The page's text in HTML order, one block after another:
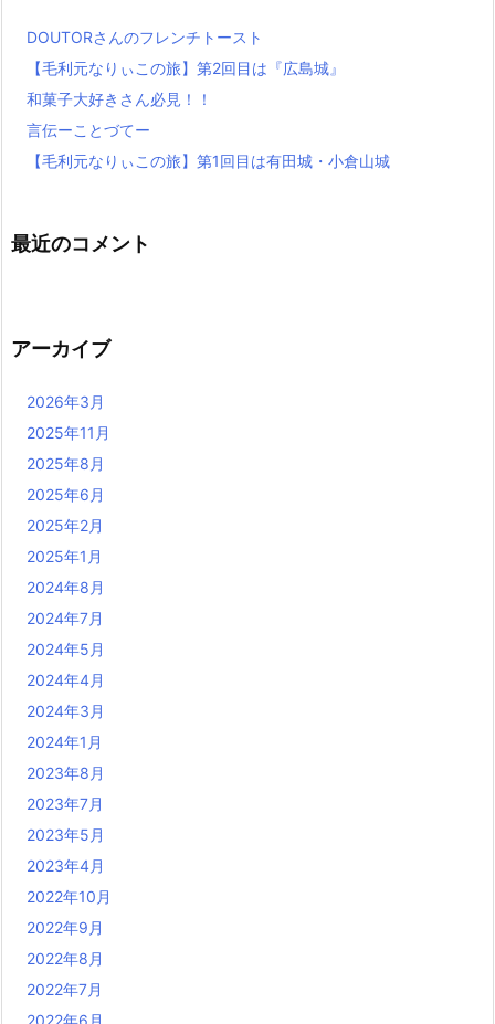
DOUTORさんのフレンチトースト
【毛利元なりぃこの旅】第2回目は『広島城』
和菓子大好きさん必見！！
言伝ーことづてー
【毛利元なりぃこの旅】第1回目は有田城・小倉山城
最近のコメント
アーカイブ
2026年3月
2025年11月
2025年8月
2025年6月
2025年2月
2025年1月
2024年8月
2024年7月
2024年5月
2024年4月
2024年3月
2024年1月
2023年8月
2023年7月
2023年5月
2023年4月
2022年10月
2022年9月
2022年8月
2022年7月